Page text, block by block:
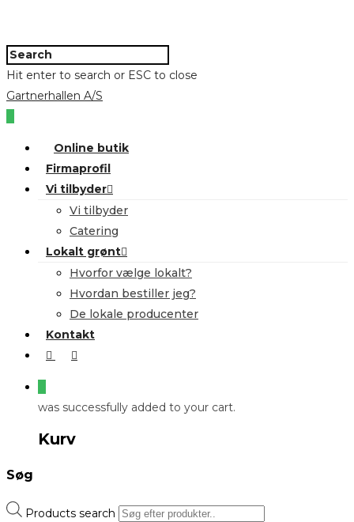
Hit enter to search or ESC to close
Gartnerhallen A/S
Online butik
Firmaprofil
Vi tilbyder
Vi tilbyder
Catering
Lokalt grønt
Hvorfor vælge lokalt?
Hvordan bestiller jeg?
De lokale producenter
Kontakt
was successfully added to your cart.
Kurv
Søg
Products search